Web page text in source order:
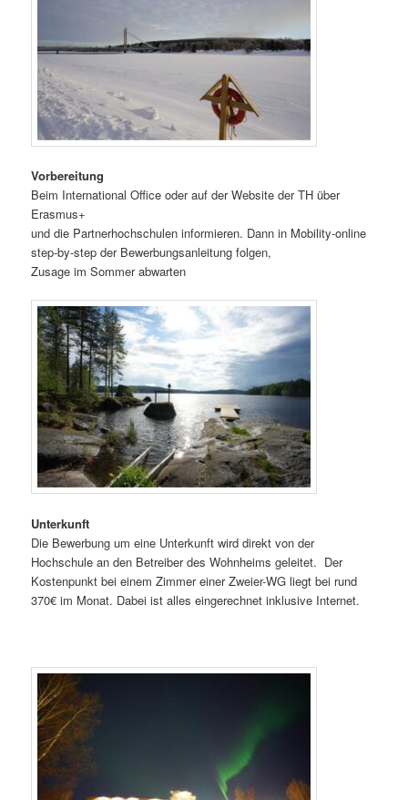
Vorbereitung
Beim International Office oder auf der Website der TH über
Erasmus+
und die Partnerhochschulen informieren. Dann in Mobility-online
step-by-step der Bewerbungsanleitung folgen,
Zusage im Sommer abwarten
Unterkunft
Die Bewerbung um eine Unterkunft wird direkt von der
Hochschule an den Betreiber des Wohnheims geleitet. Der
Kostenpunkt bei einem Zimmer einer Zweier-WG liegt bei rund
370€ im Monat. Dabei ist alles eingerechnet inklusive Internet.